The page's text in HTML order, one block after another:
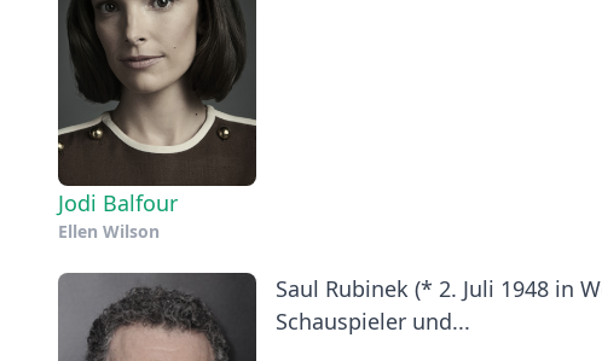
Jodi Balfour
Ellen Wilson
Saul Rubinek (* 2. Juli 1948 in
Schauspieler und...